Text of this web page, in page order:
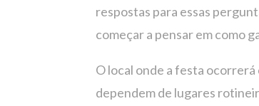
respostas para essas
começar a pensar em como
O local onde a festa
dependem de lugares